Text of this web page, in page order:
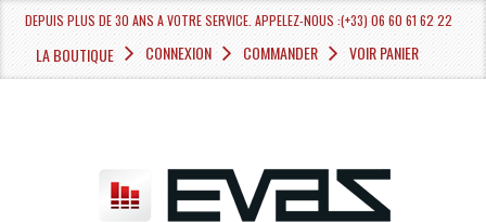
DEPUIS PLUS DE 30 ANS A VOTRE SERVICE. APPELEZ-NOUS :(+33) 06 60 61 62 22
LA BOUTIQUE CONNEXION COMMANDER VOIR PANIER